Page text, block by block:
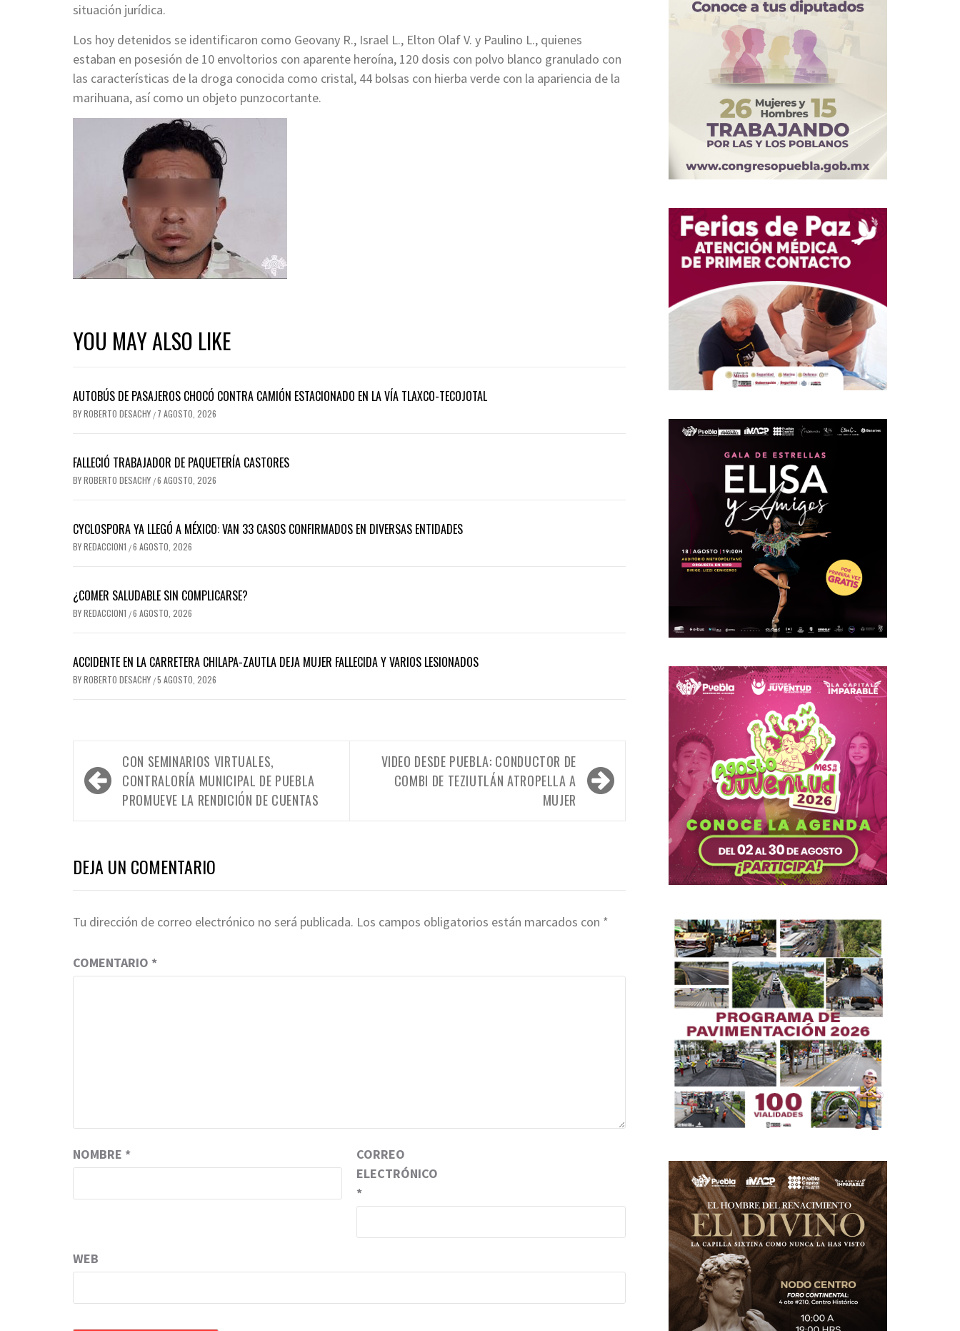
situación jurídica.
Los hoy detenidos se identificaron como Geovany R., Israel L., Elton Olaf V. y Paulino L., quienes
estaban en posesión de 10 envoltorios con aparente heroína, 120 dosis con polvo blanco granulado con
las características de la droga conocida como cristal, 44 bolsas con hierba verde con la apariencia de la
marihuana, así como un objeto punzocortante.
YOU MAY ALSO LIKE
AUTOBÚS DE PASAJEROS CHOCÓ CONTRA CAMIÓN ESTACIONADO EN LA VÍA TLAXCO-TECOJOTAL
BYROBERTO DESACHY / 7 AGOSTO, 2026
FALLECIÓ TRABAJADOR DE PAQUETERÍA CASTORES
BYROBERTO DESACHY /6 AGOSTO, 2026
CYCLOSPORA YA LLEGÓ A MÉXICO: VAN 33 CASOS CONFIRMADOS EN DIVERSAS ENTIDADES
BYREDACCION1 /6 AGOSTO, 2026
¿COMER SALUDABLE SIN COMPLICARSE?
BYREDACCION1 /6 AGOSTO, 2026
ACCIDENTE EN LA CARRETERA CHILAPA-ZAUTLA DEJA MUJER FALLECIDA Y VARIOS LESIONADOS
BYROBERTO DESACHY /5 AGOSTO, 2026
Navegación
de
entradas
CON SEMINARIOS VIRTUALES,
CONTRALORÍA MUNICIPAL DE PUEBLA
PROMUEVE LA RENDICIÓN DE CUENTAS
VIDEO DESDE PUEBLA: CONDUCTOR DE
COMBI DE TEZIUTLÁN ATROPELLA A
MUJER
DEJA UN COMENTARIO
Tu dirección de correo electrónico no será publicada. Los campos obligatorios están marcados con *
COMENTARIO *
NOMBRE *
CORREO
ELECTRÓNICO
*
WEB